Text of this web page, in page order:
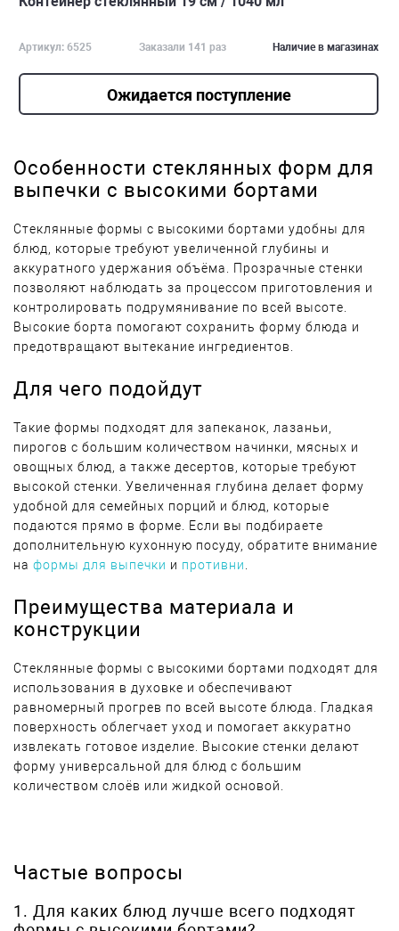
Артикул: 6525 Заказали 141 раз Наличие в магазинах
Ожидается поступление
Особенности стеклянных форм для
выпечки с высокими бортами
Стеклянные формы с высокими бортами удобны для
блюд, которые требуют увеличенной глубины и
аккуратного удержания объёма. Прозрачные стенки
позволяют наблюдать за процессом приготовления и
контролировать подрумянивание по всей высоте.
Высокие борта помогают сохранить форму блюда и
предотвращают вытекание ингредиентов.
Для чего подойдут
Такие формы подходят для запеканок, лазаньи,
пирогов с большим количеством начинки, мясных и
овощных блюд, а также десертов, которые требуют
высокой стенки. Увеличенная глубина делает форму
удобной для семейных порций и блюд, которые
подаются прямо в форме. Если вы подбираете
дополнительную кухонную посуду, обратите внимание
на формы для выпечки и противни
Преимущества материала и
конструкции
Стеклянные формы с высокими бортами подходят для
использования в духовке и обеспечивают
равномерный прогрев по всей высоте блюда. Гладкая
поверхность облегчает уход и помогает аккуратно
извлекать готовое изделие. Высокие стенки делают
форму универсальной для блюд с большим
количеством слоёв или жидкой основой.
Частые вопросы
1. Для каких блюд лучше всего подходят